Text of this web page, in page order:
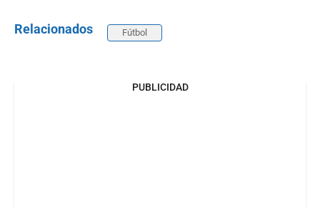
Relacionados Fútbol
PUBLICIDAD